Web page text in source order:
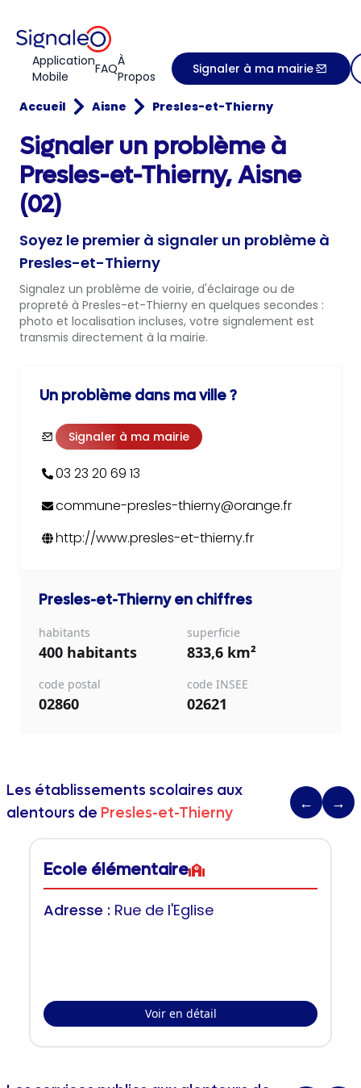
Application
Mobile
FAQÀ
Propos
Signaler à ma mairie
Accueil Aisne Presles-et-Thierny
Signaler un problème à
Presles-et-Thierny, Aisne
(02)
Soyez le premier à signaler un problème à
Presles-et-Thierny
Signalez un problème de voirie, d'éclairage ou de
propreté à Presles-et-Thierny en quelques secondes :
photo et localisation incluses, votre signalement est
transmis directement à la mairie.
Un problème dans ma ville ?
Signaler à ma mairie
03 23 20 69 13
commune-presles-thierny@orange.fr
http://www.presles-et-thierny.fr
Presles-et-Thiernyen chiffres
habitants
400 habitants
superficie
833,6 km²
code postal
02860
code INSEE
02621
Les établissements scolaires aux
alentours de Presles-et-Thierny
← →
Ecole élémentaire
Adresse : Rue de l'Eglise
Voir en détail